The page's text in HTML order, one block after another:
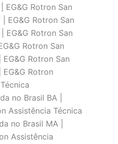
EG&G Rotron San
EG&G Rotron San
EG&G Rotron San
Rotron San
Rotron San
Rotron
no Brasil BA |
Assistência Técnica
no Brasil MA |
Assistência